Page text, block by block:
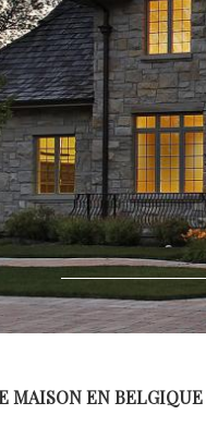
MAISON EN BELGIQUE